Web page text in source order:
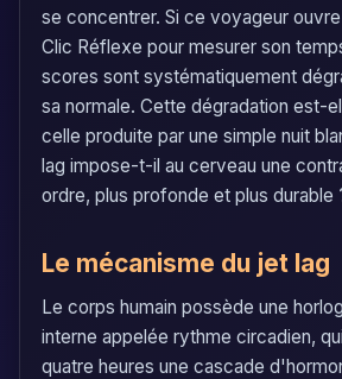
se concentrer. Si ce voyageur
Clic Réflexe pour mesurer son
scores sont systématiquement
sa normale. Cette dégradation est-
celle produite par une simple nuit
lag impose-t-il au cerveau une
ordre, plus profonde et plus durable
Le mécanisme du jet lag
Le corps humain possède une
interne appelée rythme circadien,
quatre heures une cascade